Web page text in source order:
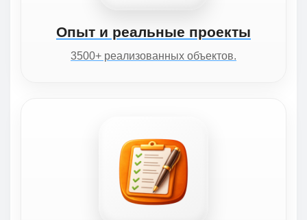
Опыт и реальные проекты
3500+ реализованных объектов.